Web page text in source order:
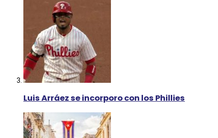
Luis Arráez se incorporo con los Phillies